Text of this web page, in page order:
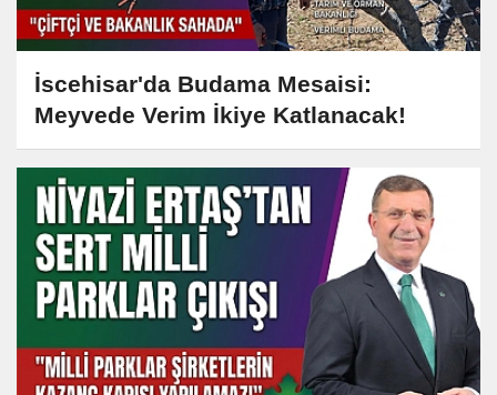
İscehisar'da Budama Mesaisi:
Meyvede Verim İkiye Katlanacak!